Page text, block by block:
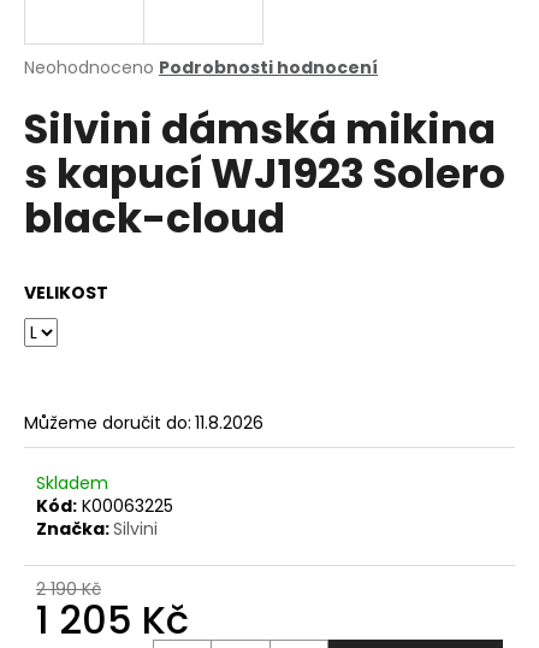
Průměrné
produktu
je
z
5
hvězdiček.
Neohodnoceno Podrobnosti hodnocení
Silvini dámská mikina
s kapucí WJ1923 Solero
black-cloud
VELIKOST
Můžeme doručit do: 11.8.2026
Skladem
Kód: K00063225
Značka:Silvini
2 190 Kč
1 205 Kč
j
t
?
o
p
u
č
u